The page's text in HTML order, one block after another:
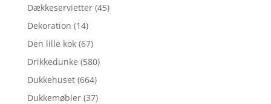
Dækkeservietter (45)
Dekoration (14)
Den lille kok (67)
Drikkedunke (580)
Dukkehuset (664)
Dukkemøbler (37)